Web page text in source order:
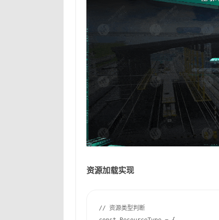
资源加载实现
// 资源类型判断